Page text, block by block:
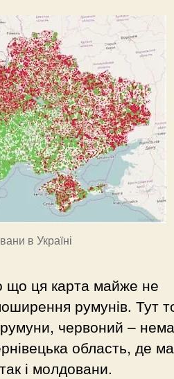
в Україні
що ця карта майже не
румунів. Тут
червоний –
область, де
і молдовани.